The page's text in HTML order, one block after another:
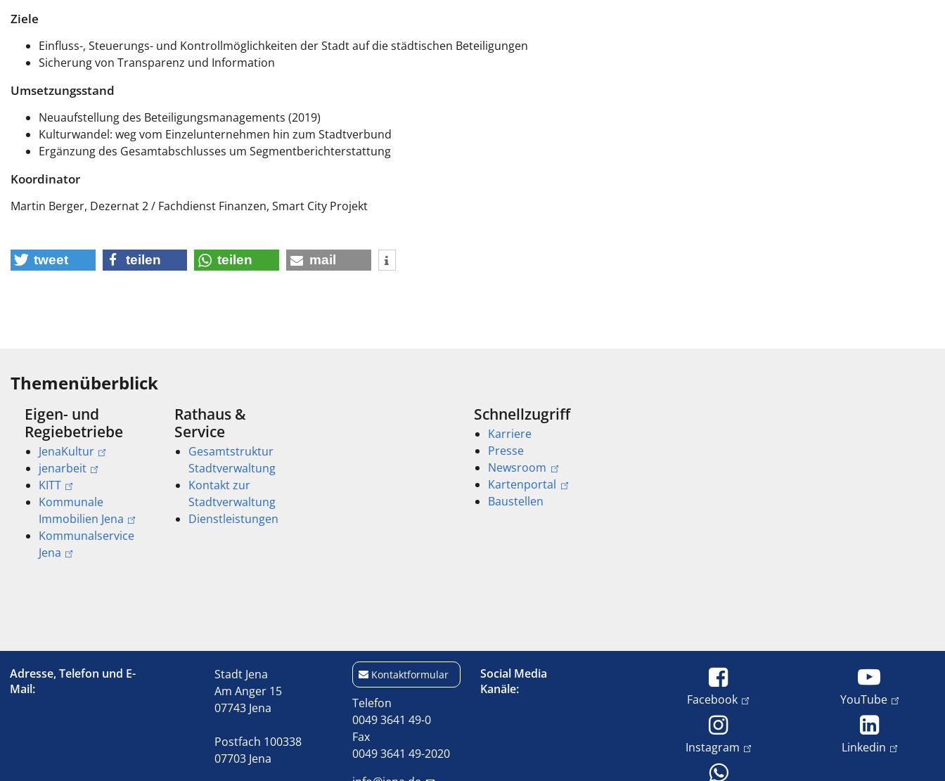
Ziele
Einfluss-, Steuerungs- und Kontrollmöglichkeiten der Stadt auf die städtischen Beteiligungen
Sicherung von Transparenz und Information
Umsetzungsstand
Neuaufstellung des Beteiligungsmanagements (2019)
Kulturwandel: weg vom Einzelunternehmen hin zum Stadtverbund
Ergänzung des Gesamtabschlusses um Segmentberichterstattung
Koordinator
Martin Berger, Dezernat 2 / Fachdienst Finanzen, Smart City Projekt
tweet teilen teilen mail
Themenüberblick
Eigen- und
Regiebetriebe
JenaKultur
jenarbeit
KITT
Kommunale
Immobilien Jena
Kommunalservice
Jena
Rathaus &
Service
Gesamtstruktur
Stadtverwaltung
Kontakt zur
Stadtverwaltung
Dienstleistungen
Schnellzugriff
Karriere
Presse
Newsroom
Kartenportal
Baustellen
Adresse, Telefon und E-
Mail:
Stadt Jena
Am Anger 15
07743 Jena
Postfach 100338
07703 Jena
Kontaktformular
Telefon
0049 3641 49-0
Fax
0049 3641 49-2020
Social Media
Kanäle:
Facebook YouTube
Instagram Linkedin